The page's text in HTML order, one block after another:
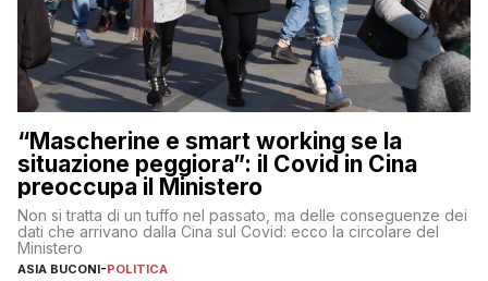
“Mascherine e smart working se la
situazione peggiora”: il Covid in Cina
preoccupa il Ministero
Non si tratta di un tuffo nel passato, ma delle conseguenze dei
dati che arrivano dalla Cina sul Covid: ecco la circolare del
Ministero
ASIA BUCONI-POLITICA